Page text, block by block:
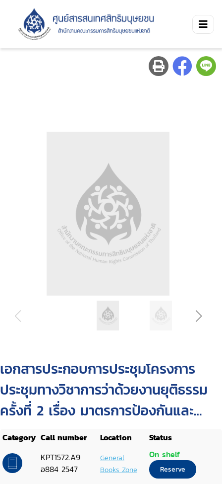
เอกสารประกอบการประชุมโครงการ
ประชุมทางวิชาการว่าด้วยงานยุติธรรม
ครั้งที่ 2 เรื่อง มาตรการป้องกันและ
ปราบปรามองค์กรอาชญากรรมและผู้มี
อิทธิพล : ผลกระทบด้านสิทธิมนุษยชน
วันพฤหัสบดี ที่ 3 มิถุนายน 2547
Category Call number Location
Status
KPT1572.A9
อ884 2547
General
Books Zone
On shelf
Reserve